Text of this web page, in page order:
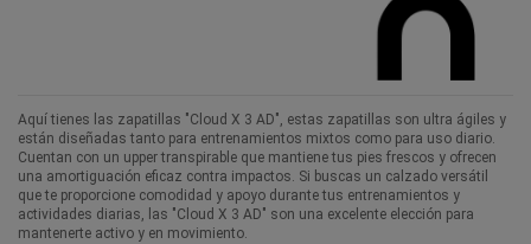
Aquí tienes las zapatillas "Cloud X 3 AD", estas zapatillas son ultra ágiles y
están diseñadas tanto para entrenamientos mixtos como para uso diario.
Cuentan con un upper transpirable que mantiene tus pies frescos y ofrecen
una amortiguación eficaz contra impactos. Si buscas un calzado versátil
que te proporcione comodidad y apoyo durante tus entrenamientos y
actividades diarias, las "Cloud X 3 AD" son una excelente elección para
mantenerte activo y en movimiento.